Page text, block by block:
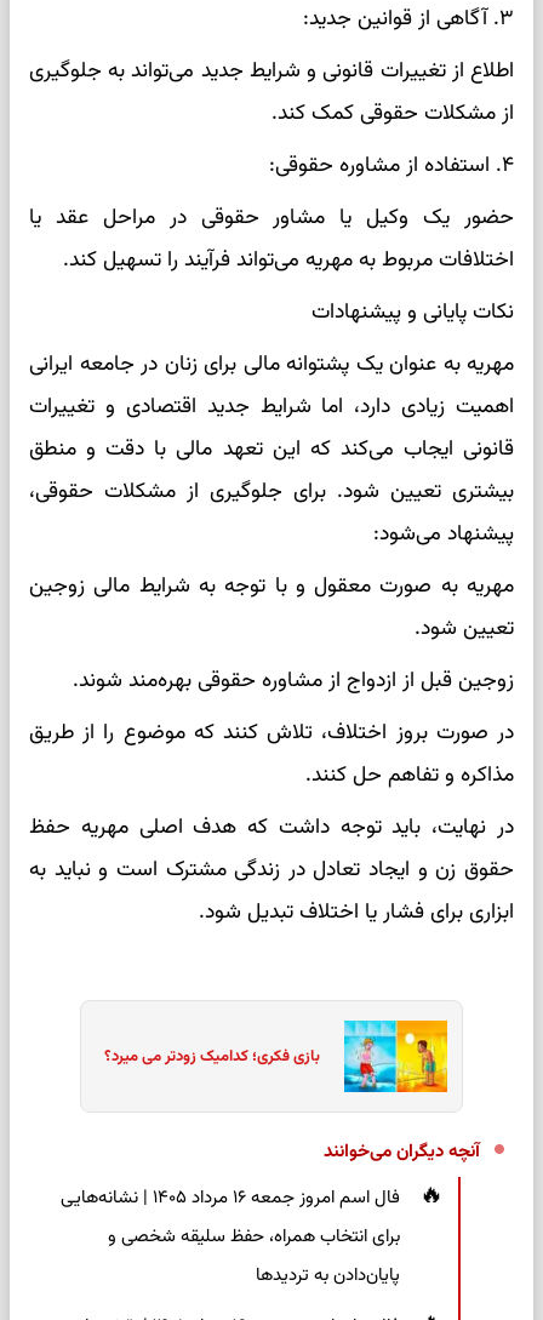
۳. آگاهی از قوانین جدید:
اطلاع از تغییرات قانونی و شرایط جدید می‌تواند به جلوگیری
از مشکلات حقوقی کمک کند.
۴. استفاده از مشاوره حقوقی:
حضور یک وکیل یا مشاور حقوقی در مراحل عقد یا
اختلافات مربوط به مهریه می‌تواند فرآیند را تسهیل کند.
نکات پایانی و پیشنهادات
مهریه به عنوان یک پشتوانه مالی برای زنان در جامعه ایرانی
اهمیت زیادی دارد، اما شرایط جدید اقتصادی و تغییرات
قانونی ایجاب می‌کند که این تعهد مالی با دقت و منطق
بیشتری تعیین شود. برای جلوگیری از مشکلات حقوقی،
پیشنهاد می‌شود:
مهریه به صورت معقول و با توجه به شرایط مالی زوجین
تعیین شود.
زوجین قبل از ازدواج از مشاوره حقوقی بهره‌مند شوند.
در صورت بروز اختلاف، تلاش کنند که موضوع را از طریق
مذاکره و تفاهم حل کنند.
در نهایت، باید توجه داشت که هدف اصلی مهریه حفظ
حقوق زن و ایجاد تعادل در زندگی مشترک است و نباید به
ابزاری برای فشار یا اختلاف تبدیل شود.
بازی فکری؛ کدامیک زودتر می میرد؟
آنچه دیگران می‌خوانند
فال اسم امروز جمعه ۱۶ مرداد ۱۴۰۵ | نشانه‌هایی
برای انتخاب همراه، حفظ سلیقه شخصی و
پایان‌دادن به تردیدها